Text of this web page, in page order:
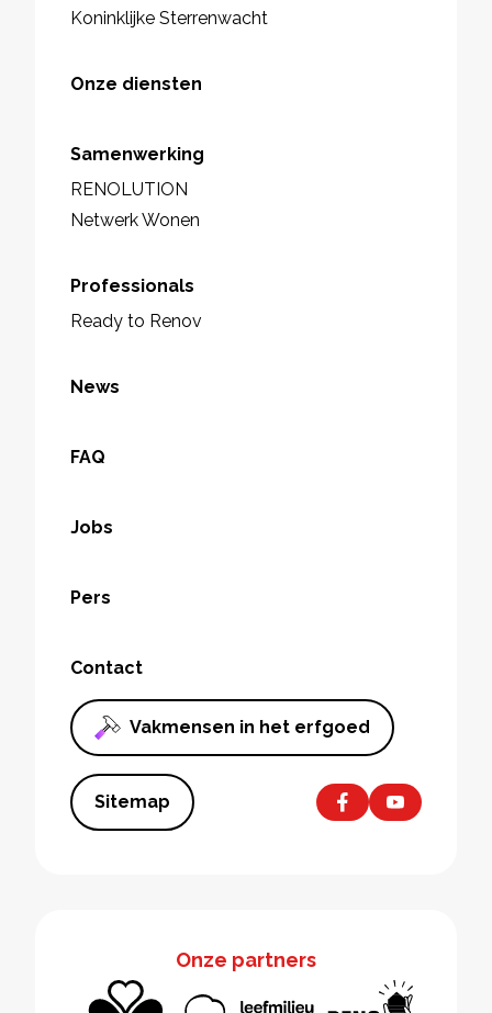
Koninklijke Sterrenwacht
Onze diensten
Samenwerking
RENOLUTION
Netwerk Wonen
Professionals
Ready to Renov
News
FAQ
Jobs
Pers
Contact
Vakmensen in het erfgoed
Sitemap
Onze partners